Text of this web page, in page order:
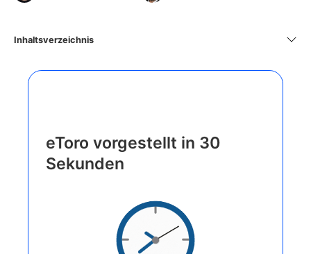
Inhaltsverzeichnis
eToro vorgestellt in 30
Sekunden